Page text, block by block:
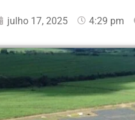
julho 17, 2025 4:29 pm